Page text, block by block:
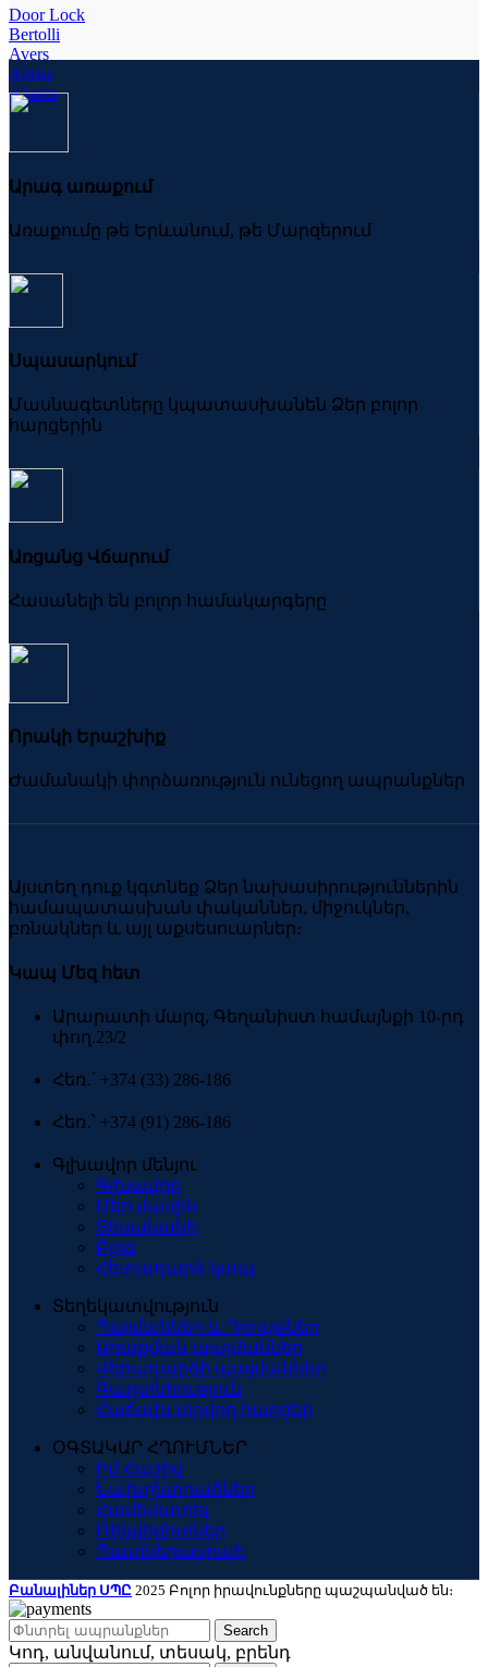
Door Lock
Bertolli
Avers
Abriss
Abasin
Արագ առաքում
Առաքումը թե Երևանում, թե Մարզերում
Սպասարկում
Մասնագետները կպատասխանեն Ձեր բոլոր
հարցերին
Առցանց Վճարում
Հասանելի են բոլոր համակարգերը
Որակի Երաշխիք
Ժամանակի փորձառություն ունեցող ապրանքներ
Այստեղ դուք կգտնեք Ձեր նախասիրություններին
համապատասխան փականներ, միջուկներ,
բռնակներ և այլ աքսեսուարներ։
Կապ Մեզ հետ
Արարատի մարզ, Գեղանիստ համայնքի 10-րդ
փող.23/2
Հեռ․՝ +374 (33) 286-186
Հեռ․՝ +374 (91) 286-186
Գլխավոր մենյու
Գլխավոր
Մեր մասին
Տեսականի
Բլոգ
Հետադարձ կապ
Տեղեկատվություն
Պայմաններ և Դրույթներ
Առաքման պայմաններ
Վերադարձի պայմաններ
Գաղտնիություն
Հաճախ տրվող հարցեր
ՕԳՏԱԿԱՐ ՀՂՈՒՄՆԵՐ
Իմ Հաշիվ
Նախընտրածներ
Համեմատել
Ռեկվիզիտներ
Պատկերասրահ
Բանալիներ ՍՊԸ 2025 Բոլոր իրավունքները պաշպանված են։
Search
Կոդ, անվանում, տեսակ, բրենդ